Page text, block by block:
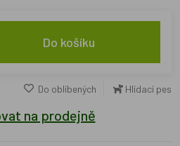
Do košíku
Do oblíbených Hlídací pes
na prodejně